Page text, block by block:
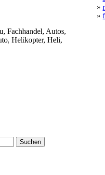
Fachhandel, Autos,
Helikopter, Heli,
»
»